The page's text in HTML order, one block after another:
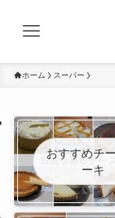
ホーム スーパー
おすすめチ
ーキ